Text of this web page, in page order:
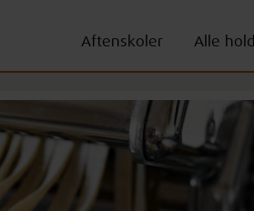
Aftenskoler Alle hold